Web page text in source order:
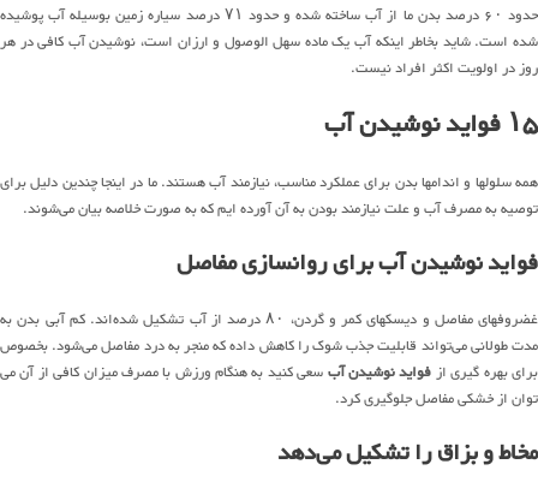
حدود ۶۰ درصد بدن ما از آب ساخته شده و حدود ۷۱ درصد سیاره زمین بوسیله آب پوشیده
شده است. شاید بخاطر اینکه آب یک ماده سهل الوصول و ارزان است، نوشیدن آب کافی در هر
روز در اولویت اکثر افراد نیست.
۱۵ فواید نوشیدن آب
همه سلولها و اندامها بدن برای عملکرد مناسب، نیازمند آب هستند. ما در اینجا چندین دلیل برای
توصیه به مصرف آب و علت نیازمند بودن به آن آورده ایم که به صورت خلاصه بیان می‌شوند.
فواید نوشیدن آب برای روانسازی مفاصل
غضروفهای مفاصل و دیسکهای کمر و گردن، ۸۰ درصد از آب تشکیل شده‌اند. کم آبی بدن به
مدت طولانی می‌تواند قابلیت جذب شوک را کاهش داده که منجر به درد مفاصل می‌شود. بخصوص
برای بهره گیری ازفواید نوشیدن آبسعی کنید به هنگام ورزش با مصرف میزان کافی از آن می
توان از خشکی مفاصل جلوگیری کرد.
مخاط و بزاق را تشکیل می‌دهد